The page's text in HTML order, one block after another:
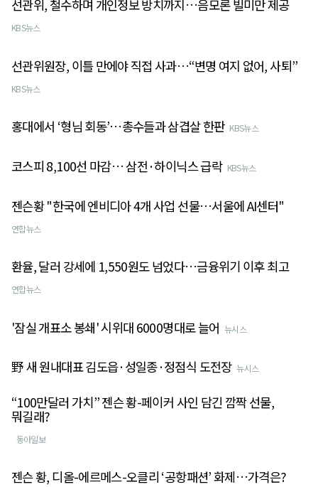
선관위, 철수하며 개인정보 방치까지…음모론 빌미만 제공
KBS뉴스
선관위원장, 이틀 만에야 직접 사과…“변명 여지 없어, 사퇴”
KBS뉴스
홍대에서 ‘형님 회동’…총수들과 삼겹살 한판 KBS뉴스
코스피 8,100선 마감… 삼전·하이닉스 급락 KBS뉴스
젠슨황 "한국에 엔비디아 4개 사업 선물…서울에 AI센터"
연합뉴스
환율, 달러 강세에 1,550원도 넘었다…금융위기 이후 최고
연합뉴스
'잠실 개표소 봉쇄' 시위대 6000명대로 늘어 뉴시스
野 새 원내대표 김도읍·성일종·정점식 도전장 뉴시스
“100만달러 가치” 젠슨 황-페이커 사인 담긴 깜짝 선물,
뭐길래?
동아일보
젠슨 황, 디올-에르메스-오클리 ‘공항패션’ 화제…가격은?